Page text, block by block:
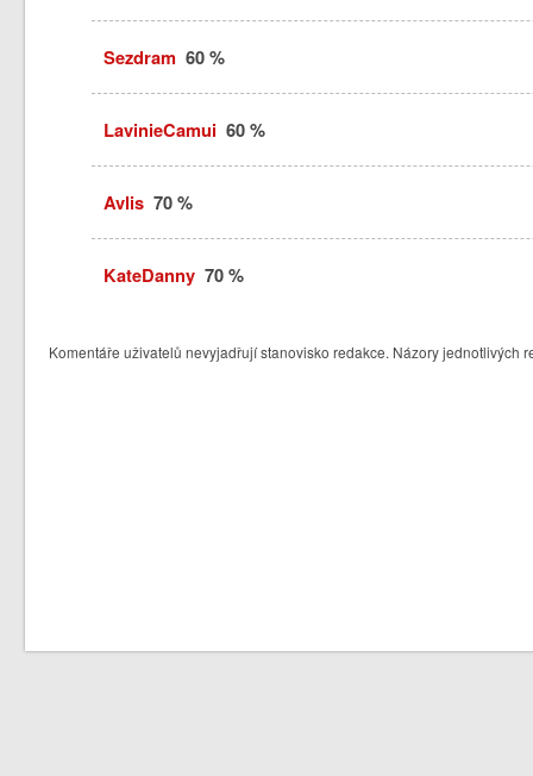
Sezdram 60 %
LavinieCamui 60 %
Avlis70 %
KateDanny70 %
Komentáře uživatelů nevyjadřují stanovisko redakce. Názory jednotlivých